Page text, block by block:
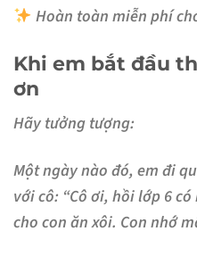
Hoàn toàn miễn phí
Khi em bắt đầu
ơn
Hãy tưởng tượng:
Một ngày nào đó, em đi
với cô: “Cô ơi, hồi lớp 6
cho con ăn xôi. Con nhớ